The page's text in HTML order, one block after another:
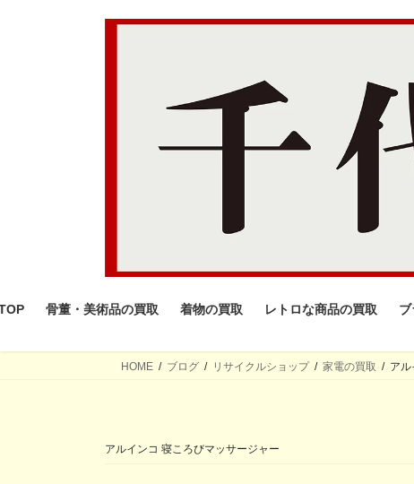
骨董・美術品の買取 着物の買取 レトロな商品の買取
HOME ブログ リサイクルショップ 家電の買取 ア
アルインコ 寝ころびマッサージャー